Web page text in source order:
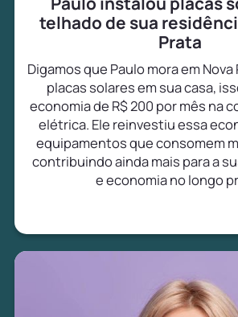
telhado de sua
Prata
Digamos que Paulo mora em
placas solares em sua casa,
economia de R$ 200 por mês na
elétrica. Ele reinvestiu essa
equipamentos que consomem
contribuindo ainda mais para a
e economia no longo